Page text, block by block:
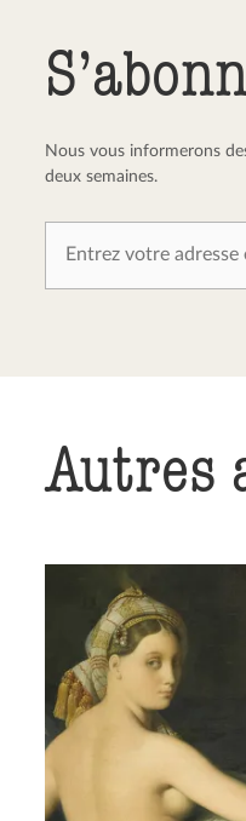
Nous vous informerons
deux semaines.
Autres